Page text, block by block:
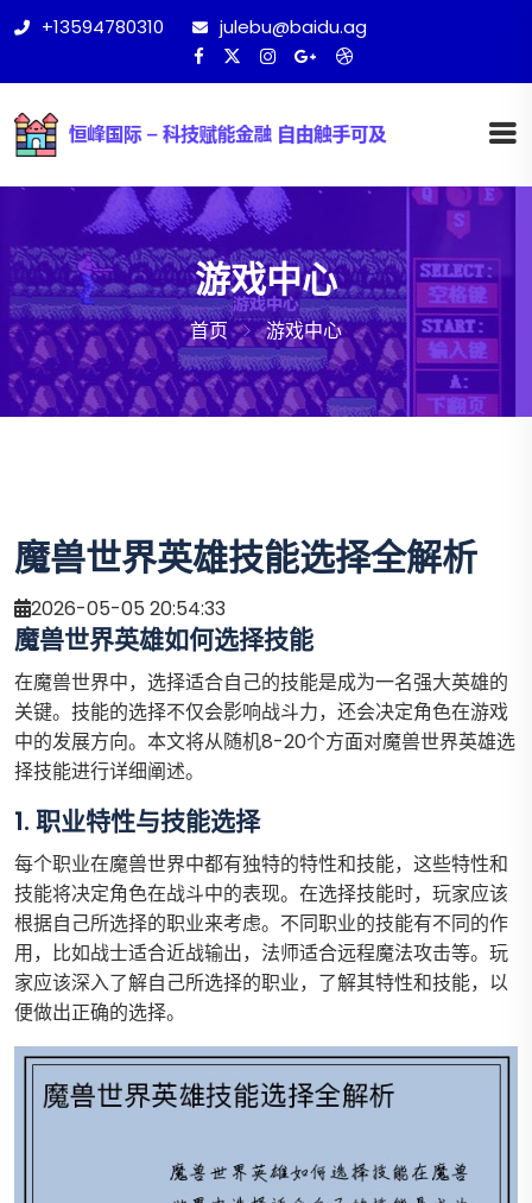
+13594780310 julebu@baidu.ag
游戏中心
首页 游戏中心
魔兽世界英雄技能选择全解析
2026-05-05 20:54:33
魔兽世界英雄如何选择技能
在魔兽世界中，选择适合自己的技能是成为一名强大英雄的
关键。技能的选择不仅会影响战斗力，还会决定角色在游戏
中的发展方向。本文将从随机8-20个方面对魔兽世界英雄选
择技能进行详细阐述。
1. 职业特性与技能选择
每个职业在魔兽世界中都有独特的特性和技能，这些特性和
技能将决定角色在战斗中的表现。在选择技能时，玩家应该
根据自己所选择的职业来考虑。不同职业的技能有不同的作
用，比如战士适合近战输出，法师适合远程魔法攻击等。玩
家应该深入了解自己所选择的职业，了解其特性和技能，以
便做出正确的选择。